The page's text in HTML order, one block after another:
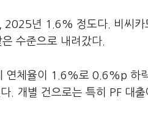
2025년 1.6% 정도다. 비씨
수준으로 내려갔다.
연체율이 1.6%로 0.6%p 하
개별 건으로는 특히 PF 대